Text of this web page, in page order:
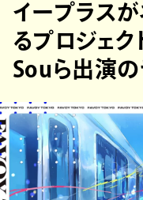
イープラス
るプロジェク
Souら出演の